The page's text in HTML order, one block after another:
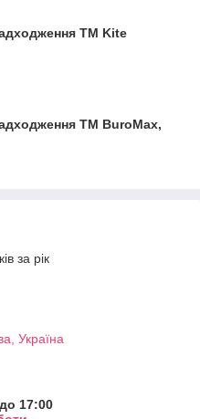
ТМ Kite
ТМ BuroMax,
за рік
Україна
17:00